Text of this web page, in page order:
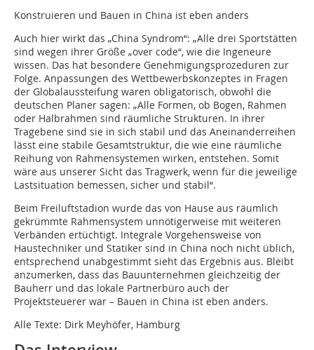
Konstruieren und Bauen in China ist eben anders
Auch hier wirkt das „China Syndrom“: „Alle drei Sportstätten
sind wegen ihrer Größe „over code“, wie die Ingeneure
wissen. Das hat besondere Genehmigungsprozeduren zur
Folge. Anpassungen des Wettbewerbskonzeptes in Fragen
der Globalaussteifung waren obligatorisch, obwohl die
deutschen Planer sagen: „Alle Formen, ob Bogen, Rahmen
oder Halbrahmen sind räumliche Strukturen. In ihrer
Tragebene sind sie in sich stabil und das Aneinanderreihen
lässt eine stabile Gesamtstruktur, die wie eine räumliche
Reihung von Rahmensystemen wirken, entstehen. Somit
wäre aus unserer Sicht das Tragwerk, wenn für die jeweilige
Lastsituation bemessen, sicher und stabil“.
Beim Freiluftstadion wurde das von Hause aus räumlich
gekrümmte Rahmensystem unnötigerweise mit weiteren
Verbänden ertüchtigt. Integrale Vorgehensweise von
Haustechniker und Statiker sind in China noch nicht üblich,
entsprechend unabgestimmt sieht das Ergebnis aus. Bleibt
anzumerken, dass das Bauunternehmen gleichzeitig der
Bauherr und das lokale Partnerbüro auch der
Projektsteuerer war – Bauen in China ist eben anders.
Alle Texte: Dirk Meyhöfer, Hamburg